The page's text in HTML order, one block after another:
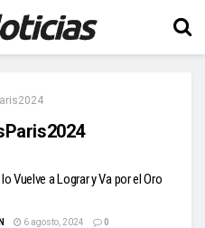
Vuelve a Lograr y Va por el Oro
6 agosto, 2024 0